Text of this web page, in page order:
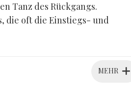
Tanz des Rückgangs.
die oft die Einstiegs- und
MEHR